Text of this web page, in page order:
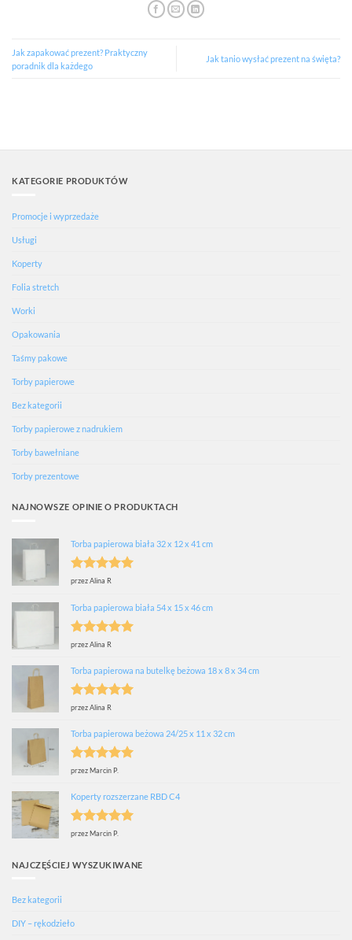
Jak zapakować prezent? Praktyczny
poradnik dla każdego
Jak tanio wysłać prezent na święta?
KATEGORIE PRODUKTÓW
Promocje i wyprzedaże
Usługi
Koperty
Folia stretch
Worki
Opakowania
Taśmy pakowe
Torby papierowe
Bez kategorii
Torby papierowe z nadrukiem
Torby bawełniane
Torby prezentowe
NAJNOWSZE OPINIE O PRODUKTACH
Torba papierowa biała 32 x 12 x 41 cm
Oceniono
przez Alina R
Torba papierowa biała 54 x 15 x 46 cm
Oceniono
przez Alina R
Torba papierowa na butelkę beżowa 18 x 8 x 34 cm
Oceniono
przez Alina R
Torba papierowa beżowa 24/25 x 11 x 32 cm
Oceniono
przez Marcin P.
Koperty rozszerzane RBD C4
Oceniono
przez Marcin P.
NAJCZĘŚCIEJ WYSZUKIWANE
Bez kategorii
DIY – rękodzieło